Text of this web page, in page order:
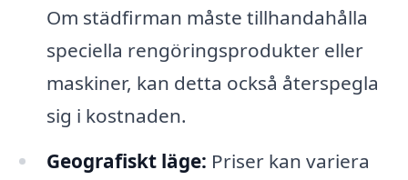
Om städfirman måste tillhandahålla
speciella rengöringsprodukter eller
maskiner, kan detta också återspegla
sig i kostnaden.
Geografiskt läge: Priser kan variera